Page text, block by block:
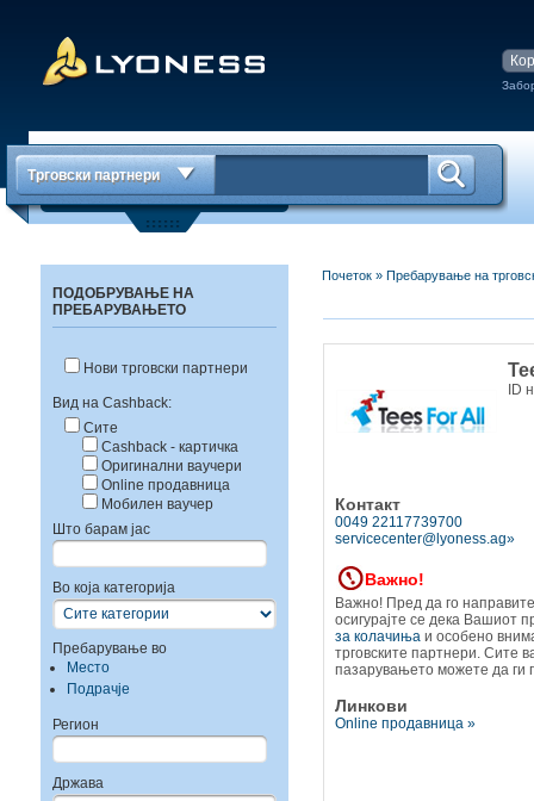
Трговски партнери
ПОДОБРУВАЊЕ НА
ПРЕБАРУВАЊЕТО
Нови трговски партнери
Вид на Cashback:
Сите
Cashback - картичка
Оригинални ваучери
Online продавница
Мобилен ваучер
Што барам јас
Во која категорија
Пребарување во
Место
Подрачје
Регион
Држава
Почеток »Пребарување на
ID
Контакт
0049 22117739700
servicecenter@lyoness.ag»
Важно!
Важно! Пред да го
осигурајте се дека Вашиот
за колачиња и особено
трговскитe партнери. Сите
пазарувањето можете да ги
Линкови
Online продавница »